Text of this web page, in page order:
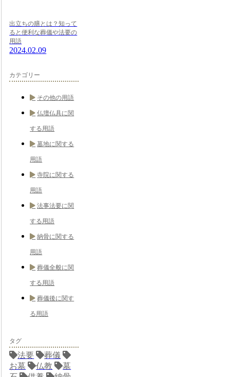
出立ちの膳とは？知って
ると便利な葬儀や法要の
用語
2024.02.09
カテゴリー
その他の用語
仏壇仏具に関
する用語
墓地に関する
用語
寺院に関する
用語
法事法要に関
する用語
納骨に関する
用語
葬儀全般に関
する用語
葬儀後に関す
る用語
タグ
法要
葬儀
お墓
仏教
墓